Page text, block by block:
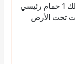
تحت الأرض